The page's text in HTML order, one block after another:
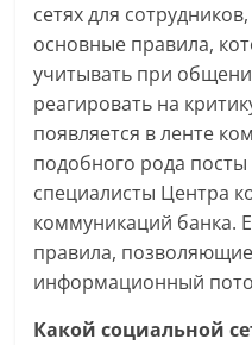
сетях для
основные правила,
учитывать при
реагировать на
появляется в ленте
подобного рода
специалисты Центра
коммуникаций банка.
правила,
информационный
Какой социальной